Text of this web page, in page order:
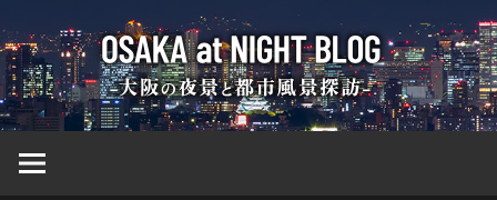
ン
テ
ン
ツ
大
阪